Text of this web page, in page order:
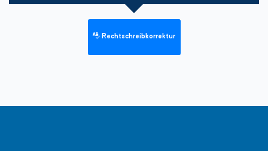
Rechtschreibkorrektur